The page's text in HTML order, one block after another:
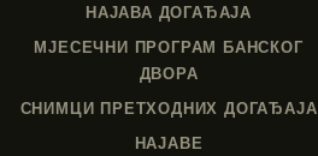
НАЈАВА ДОГАЂАЈА
МЈЕСЕЧНИ ПРОГРАМ БАНСКОГ
ДВОРА
СНИМЦИ ПРЕТХОДНИХ ДОГАЂАЈА
НАЈАВЕ